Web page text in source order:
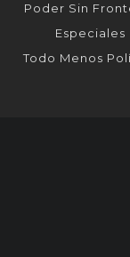
Poder Sin
Especiales
Todo Menos